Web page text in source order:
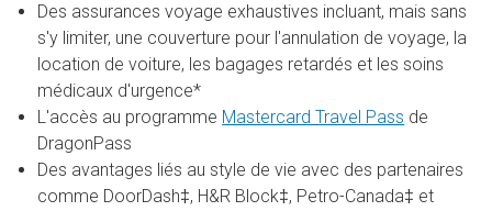
Des assurances voyage exhaustives incluant, mais sans
s'y limiter, une couverture pour l'annulation de voyage, la
location de voiture, les bagages retardés et les soins
médicaux d'urgence*
L'accès au programme Mastercard Travel Pass de
DragonPass
Des avantages liés au style de vie avec des partenaires
comme DoorDash‡, H&R Block‡, Petro-Canada‡ et